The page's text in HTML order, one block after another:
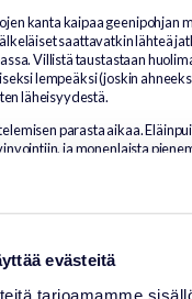
evästeitä
tarjoamamme
kanta kaipaa geenipohjan
saattavatkin lähteä
Villistä taustastaan
lempeäksi (joskin
läheisyydestä.
parasta aikaa.
ja monenlaista
ja kesälle suunnitteilla